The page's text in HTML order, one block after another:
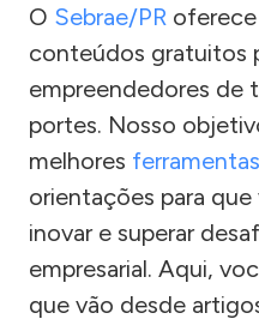
O Sebrae/PR
conteúdos gratuitos
empreendedores de
portes. Nosso
melhores ferramentas
orientações para
inovar e superar
empresarial. Aqui,
que vão desde